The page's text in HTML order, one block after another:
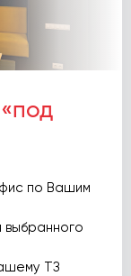
по Вашим
ТЗ